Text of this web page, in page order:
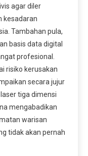
agar diler
kesadaran
Tambahan pula,
basis data digital
profesional.
risiko kerusakan
secara jujur
tiga dimensi
mengabadikan
warisan
tidak akan pernah